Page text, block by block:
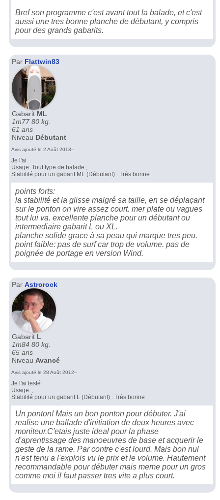
Bref son programme c'est avant tout la balade, et c'est
aussi une tres bonne planche de débutant, y compris
pour des grands gabarits.
Par Flattwin83
Gabarit ML
1m77 80 kg.
61 ans
Niveau Débutant
Avis ajouté le 2 Août 2013--
Je l'ai
Usage: Tout type de balade ;
Stabilité pour un gabarit ML (Débutant) : Très bonne
points forts:
la stabilité et la glisse malgré sa taille, en se déplaçant
sur le ponton on vire assez court. mer plate ou vagues
tout lui va. excellente planche pour un débutant ou
intermediaire gabarit L ou XL.
planche solide grace à sa peau qui marque tres peu.
point faible: pas de surf car trop de volume. pas de
poignée de portage en version Wind.
Par Astrorock
Gabarit L
1m84 80 kg.
65 ans
Niveau Avancé
Avis ajouté le 28 Août 2012--
Je l'ai testé
Usage: ;
Stabilité pour un gabarit L (Débutant) : Très bonne
Un ponton! Mais un bon ponton pour débuter. J'ai
realise une ballade d'initiation de deux heures avec
moniteur.C'etais juste ideal pour la phase
d'aprentissage des manoeuvres de base et acquerir le
geste de la rame. Par contre c'est lourd. Mais bon nul
n'est tenu a l'explois vu le prix et le volume. Hautement
recommandable pour débuter mais meme pour un gros
comme moi il faut passer tres vite a plus court.